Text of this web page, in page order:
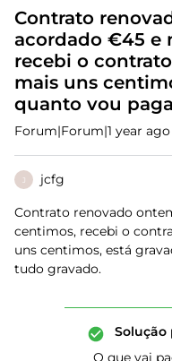
Contrato
acordado €45 e
recebi o
mais uns
quanto vou
Forum|Forum|1 year ago
J jcfg
Contrato renovado
centimos, recebi o
uns centimos, está
tudo gravado.
Solução
O que vai